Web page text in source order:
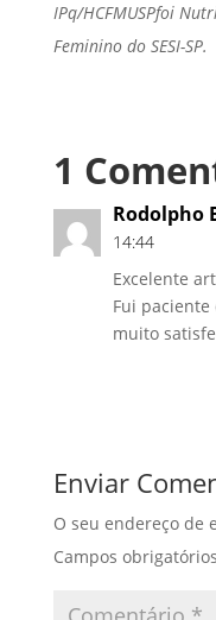
IPq/HCFMUSPfoi
Feminino do SESI-SP.
1
Rodolpho
14:44
Excelente
Fui
muito
Enviar
O seu endereço de
Campos